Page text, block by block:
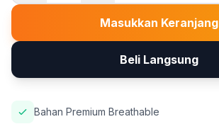
Masukkan Keranjang
Beli Langsung
Bahan Premium Breathable